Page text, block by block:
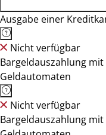
Ausgabe einer
Nicht verfügbar
Bargeldauszahlung
Geldautomaten
Nicht verfügbar
Bargeldauszahlung